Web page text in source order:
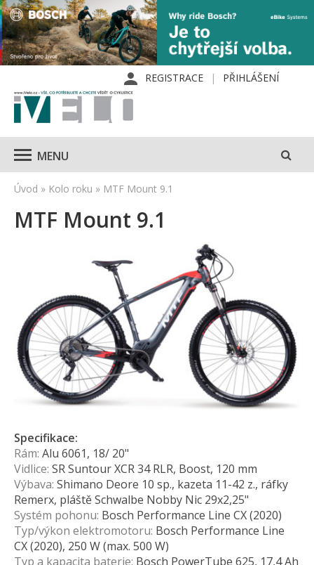
REGISTRACE PŘIHLÁŠENÍ
MENU
Úvod » Kolo roku » MTF Mount 9.1
MTF Mount 9.1
Specifikace:
Rám: Alu 6061, 18/ 20"
Vidlice: SR Suntour XCR 34 RLR, Boost, 120 mm
Výbava: Shimano Deore 10 sp., kazeta 11-42 z., ráfky
Remerx, pláště Schwalbe Nobby Nic 29x2,25"
Systém pohonu: Bosch Performance Line CX (2020)
Typ/výkon elektromotoru: Bosch Performance Line
CX (2020), 250 W (max. 500 W)
Typ a kapacita baterie: Bosch PowerTube 625, 17,4 Ah